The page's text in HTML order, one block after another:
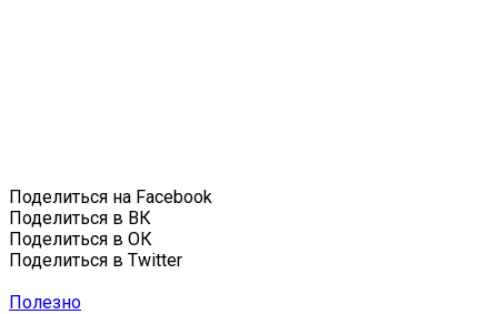
Поделиться на Facebook
Поделиться в ВК
Поделиться в ОК
Поделиться в Twitter
Полезно